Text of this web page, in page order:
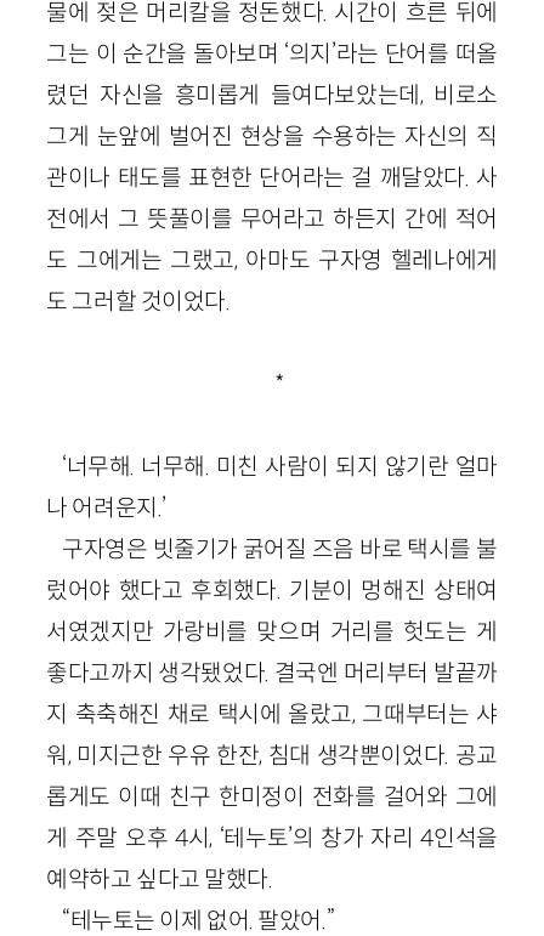
물에 젖은 머리칼을 정돈했다. 시간이 흐른 뒤에
그는 이 순간을 돌아보며 ‘의지’라는 단어를 떠올
렸던 자신을 흥미롭게 들여다보았는데, 비로소
그게 눈앞에 벌어진 현상을 수용하는 자신의 직
관이나 태도를 표현한 단어라는 걸 깨달았다. 사
전에서 그 뜻풀이를 무어라고 하든지 간에 적어
도 그에게는 그랬고, 아마도 구자영 헬레나에게
도 그러할 것이었다.
*
‘너무해. 너무해. 미친 사람이 되지 않기란 얼마
나 어려운지.’
구자영은 빗줄기가 굵어질 즈음 바로 택시를 불
렀어야 했다고 후회했다. 기분이 멍해진 상태여
서였겠지만 가랑비를 맞으며 거리를 헛도는 게
좋다고까지 생각됐었다. 결국엔 머리부터 발끝까
지 축축해진 채로 택시에 올랐고, 그때부터는 샤
워, 미지근한 우유 한잔, 침대 생각뿐이었다. 공교
롭게도 이때 친구 한미정이 전화를 걸어와 그에
게 주말 오후 4시, ‘테누토’의 창가 자리 4인석을
예약하고 싶다고 말했다.
“테누토는 이제 없어. 팔았어.”